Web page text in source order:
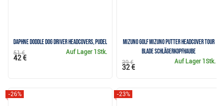
Daphne Doddle Dog Driver Headcovers, Pudel
Auf Lager 1Stk.
51 €
42 €
Mizuno Golf Mizuno Putter Headcover Tour
Blade Schlägerkopfhaube
Auf Lager 1Stk.
39 €
32 €
-26% -23%